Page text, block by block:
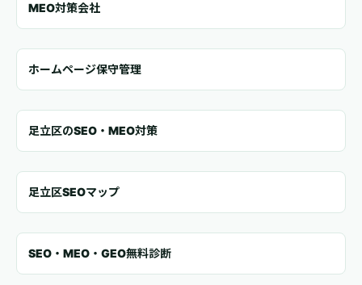
MEO対策会社
ホームページ保守管理
足立区のSEO・MEO対策
足立区SEOマップ
SEO・MEO・GEO無料診断